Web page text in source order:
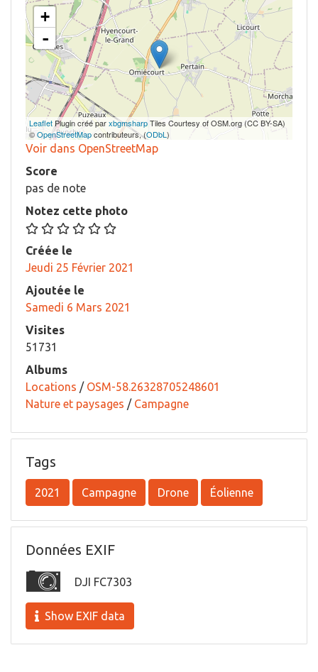
+
-
LeafletPlugin créé parxbgmsharpTiles Courtesy of OSM.org (CC BY-SA)
©OpenStreetMapcontributeurs, (ODbL )
Voir dans OpenStreetMap
Score
pas de note
Notez cette photo
Créée le
Jeudi 25 Février 2021
Ajoutée le
Samedi 6 Mars 2021
Visites
51731
Albums
Locations / OSM-58.26328705248601
Nature et paysages / Campagne
Tags
2021 Campagne Drone Éolienne
Données EXIF
DJI FC7303
Show EXIF data